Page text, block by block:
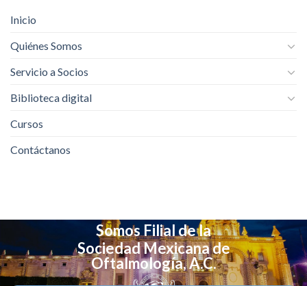
Inicio
Quiénes Somos
Servicio a Socios
Biblioteca digital
Cursos
Contáctanos
Somos Filial de la
Sociedad Mexicana de
Oftalmología, A.C.